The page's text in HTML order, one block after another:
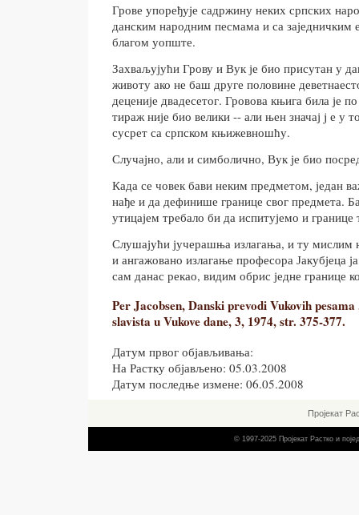
Грове упоређује садржину неких српских
данским народним песмама и са заједничким
благом уопште.
Захваљујући Грову и Вук је био присутан у
животу ако не баш друге половине
деценије двадесетог. Гровова књига била је
тираж није био велики -- али њен значај j е у
сусрет са српском књижевношћу.
Случајно, али и симболично, Вук је био
Када се човек бави неким предметом, један
нађе и да дефинише границе свог предмета.
утицајем требало би да испитујемо и границе
Слушајући јучерашња излагања, и ту мислим
и ангажовано излагање професора Јакубјеца
сам данас рекао, видим обрис једне границе
Per Jacobsen, Danski prevodi Vukovih
slavista u Vukove dane, 3, 1974, str. 375-377.
Датум првог објављивања:
На Растку објављено: 05.03.2008
Датум последње измене: 06.05.2008
Пројекат
© 1997-2025 Пројекат Растко и